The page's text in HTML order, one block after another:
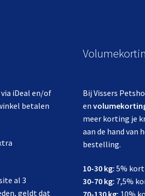
iDeal en/of
betalen
al 3
geldt dat
Bij Vissers
en
meer korting je
aan de hand van
bestelling.
10-30 kg: 5%
30-70 kg: 7,5%